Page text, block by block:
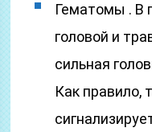
Гематомы . В
головой и
сильная
Как правило,